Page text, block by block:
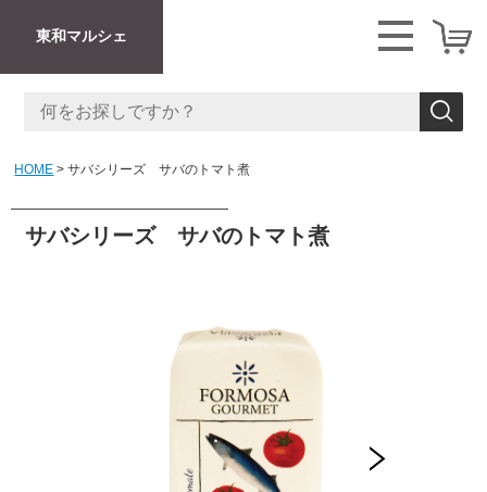
東和マルシェ
HOME サバシリーズ サバのトマト煮
サバシリーズ サバのトマト煮